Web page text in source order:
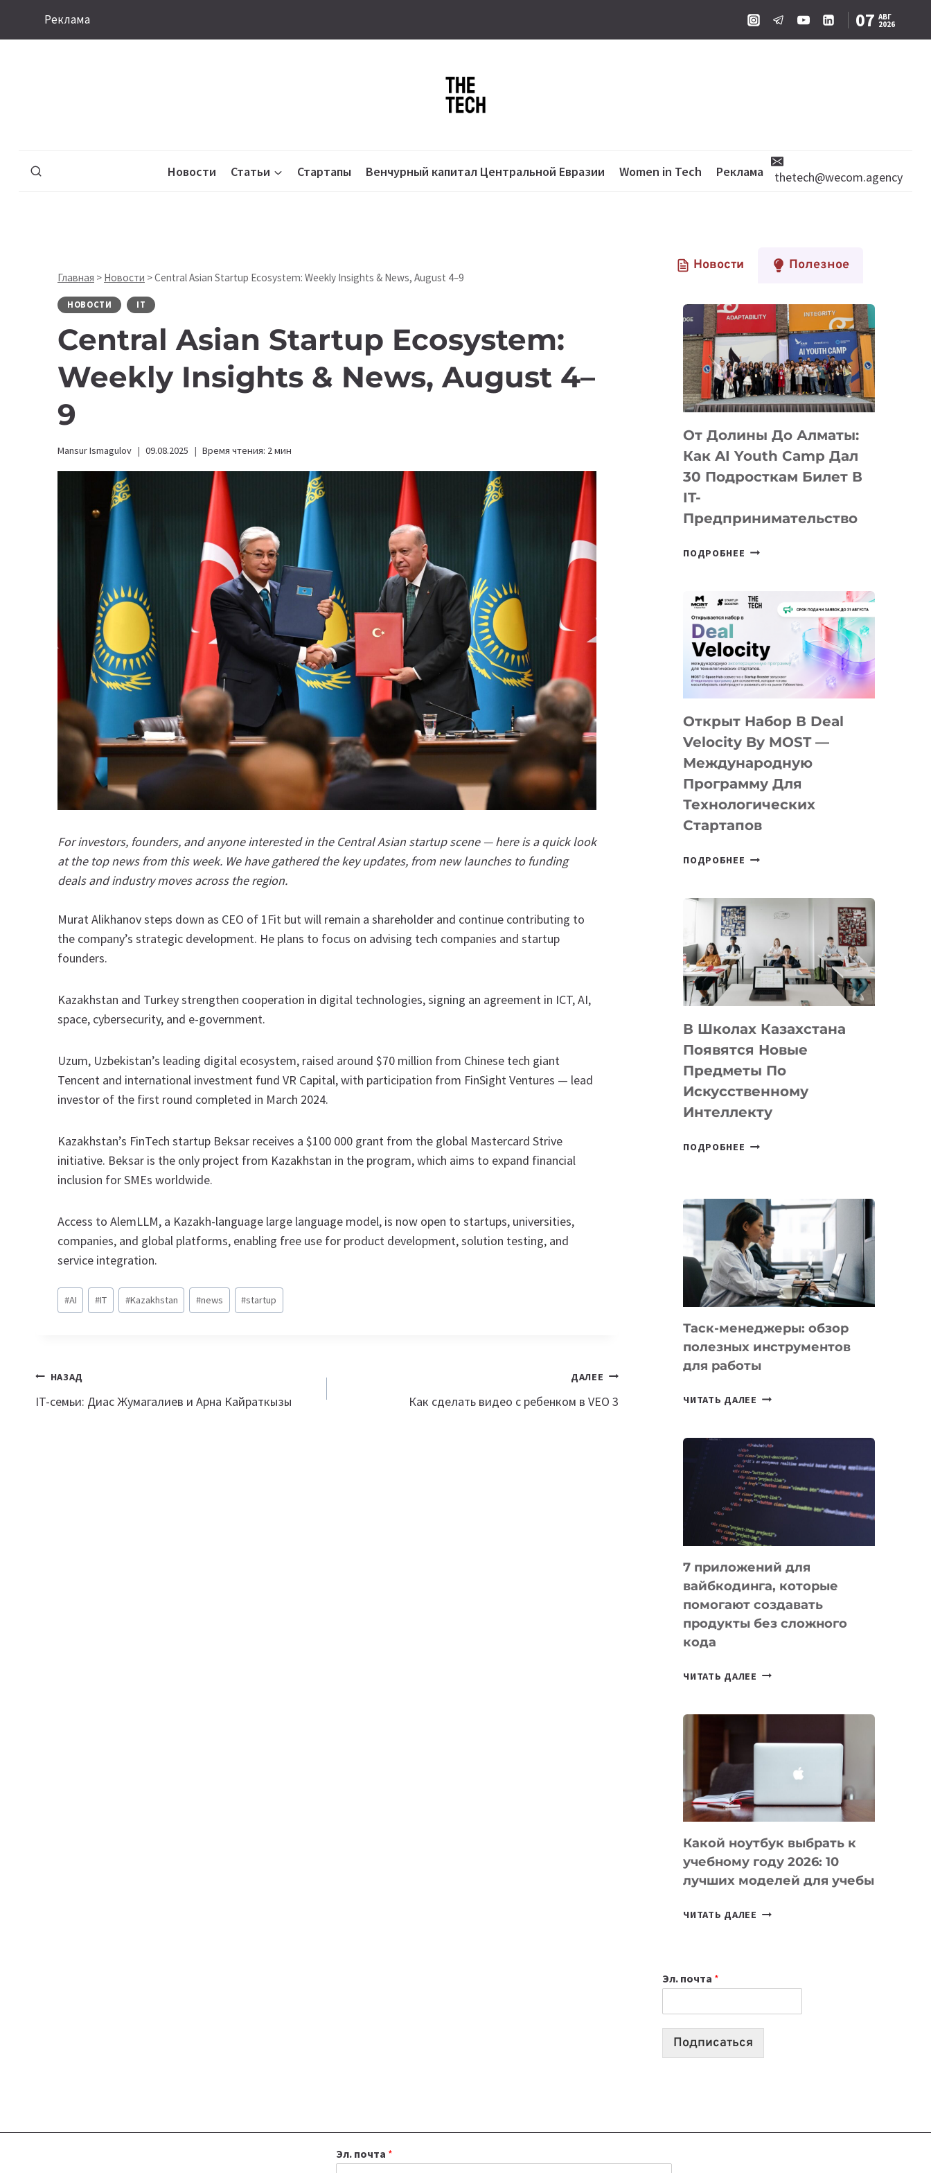
Реклама 07 АВГ
2026
Новости Статьи Стартапы Венчурный капитал Центральной Евразии Women in Tech Реклама thetech@wecom.agency
Главная > Новости >Central Asian Startup Ecosystem: Weekly Insights & News, August 4–9
НОВОСТИ IT
Central Asian Startup Ecosystem:
Weekly Insights & News, August 4–
9
Mansur Ismagulov 09.08.2025 Время чтения: 2мин
For investors, founders, and anyone interested in the Central Asian startup scene — here is a quick look
at the top news from this week. We have gathered the key updates, from new launches to funding
deals and industry moves across the region.
Murat Alikhanov steps down as CEO of 1Fit but will remain a shareholder and continue contributing to
the company’s strategic development. He plans to focus on advising tech companies and startup
founders.
Kazakhstan and Turkey strengthen cooperation in digital technologies, signing an agreement in ICT, AI,
space, cybersecurity, and e-government.
Uzum, Uzbekistan’s leading digital ecosystem, raised around $70 million from Chinese tech giant
Tencent and international investment fund VR Capital, with participation from FinSight Ventures — lead
investor of the first round completed in March 2024.
Kazakhstan’s FinTech startup Beksar receives a $100 000 grant from the global Mastercard Strive
initiative. Beksar is the only project from Kazakhstan in the program, which aims to expand financial
inclusion for SMEs worldwide.
Access to AlemLLM, a Kazakh-language large language model, is now open to startups, universities,
companies, and global platforms, enabling free use for product development, solution testing, and
service integration.
Метки
записи:
#AI #IT #Kazakhstan #news #startup
Навигация
по
НАЗАД
IT-семьи: Диас Жумагалиев и Арна Кайраткызы
ДАЛЕЕ
Как сделать видео с ребенком в VEO 3
Новости Полезное
От Долины До Алматы:
Как AI Youth Camp Дал
30 Подросткам Билет В
IT-
Предпринимательство
ПОДРОБНЕЕ ОТ
АЛМАТЫ:
YOUTH
CAMP
ДАЛ
ПОДРОСТКАМ
БИЛЕТ
IT-
ПРЕДПРИНИМАТЕЛЬСТВО
Открыт Набор В Deal
Velocity By MOST —
Международную
Программу Для
Технологических
Стартапов
ПОДРОБНЕЕ ОТКРЫТ
DEAL
VELOCITY
MOST
—
МЕЖДУНАРОДНУЮ
ДЛЯ
ТЕХНОЛОГИЧЕСКИХ
СТАРТАПОВ
В Школах Казахстана
Появятся Новые
Предметы По
Искусственному
Интеллекту
ПОДРОБНЕЕ
НОВЫЕ
ПРЕДМЕТЫ
ПО
ИСКУССТВЕННОМУ
ИНТЕЛЛЕКТУ
Таск-менеджеры: обзор
полезных инструментов
для работы
ЧИТАТЬ ДАЛЕЕ ТАСК-
ПОЛЕЗНЫХ
ИНСТРУМЕНТОВ
ДЛЯ
РАБОТЫ
7 приложений для
вайбкодинга, которые
помогают создавать
продукты без сложного
кода
ЧИТАТЬ ДАЛЕЕ
КОТОРЫЕ
СОЗДАВАТЬ
БЕЗ
КОДА
Какой ноутбук выбрать к
учебному году 2026: 10
лучших моделей для учебы
ЧИТАТЬ ДАЛЕЕ КАКОЙ
2026:
10
Эл. почта *
Подписаться
Эл. почта *